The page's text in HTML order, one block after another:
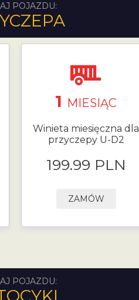
POJAZDU:
1 MIESIĄC
Winieta miesięczna dla
przyczepy U-D2
199.99 PLN
ZAMÓW
POJAZDU: